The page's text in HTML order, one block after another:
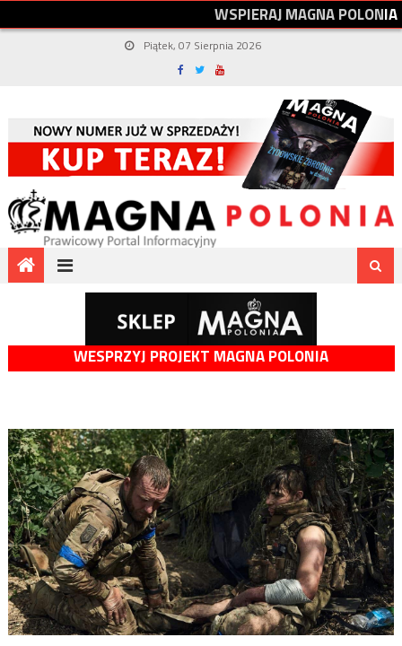
WSPIERAJMAGNAPOLONIA
Piątek, 07 Sierpnia 2026
WESPRZYJ PROJEKT MAGNA POLONIA